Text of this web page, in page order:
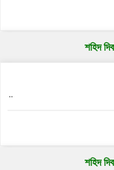
শহিদ
..
শহিদ